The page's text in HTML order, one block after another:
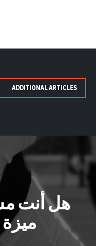
ADDITIONAL ARTICLES
هل أنت
ميزة